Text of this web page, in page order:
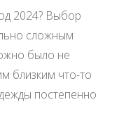
2024? Выбор
сложным
было не
близким что-то
постепенно